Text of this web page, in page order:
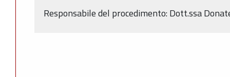
Responsabile del procedimento: Dott.ssa